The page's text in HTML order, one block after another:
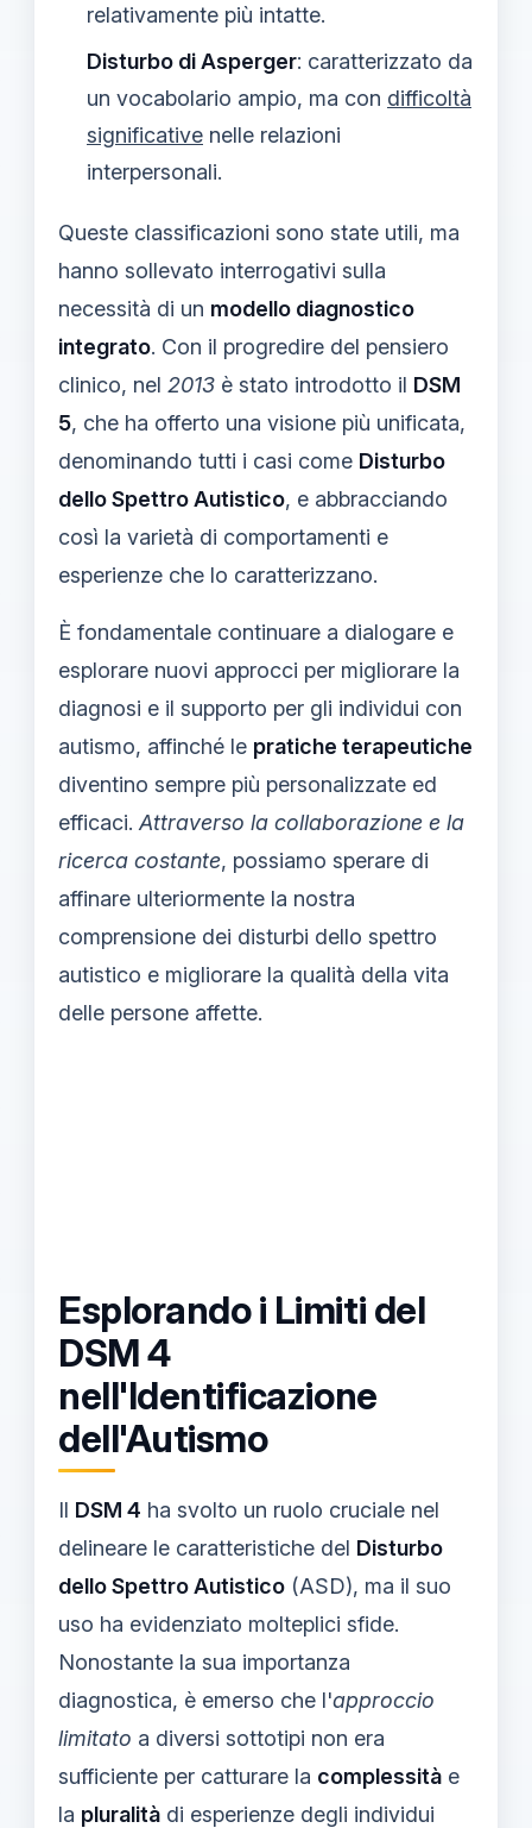
relativamente più intatte.
Disturbo di Asperger: caratterizzato da
un vocabolario ampio, ma con difficoltà
significative nelle relazioni
interpersonali.
Queste classificazioni sono state utili, ma
hanno sollevato interrogativi sulla
necessità di un modello diagnostico
integrato. Con il progredire del pensiero
clinico, nel 2013 è stato introdotto il DSM
5, che ha offerto una visione più unificata,
denominando tutti i casi come Disturbo
dello Spettro Autistico, e abbracciando
così la varietà di comportamenti e
esperienze che lo caratterizzano.
È fondamentale continuare a dialogare e
esplorare nuovi approcci per migliorare la
diagnosi e il supporto per gli individui con
autismo, affinché le pratiche terapeutiche
diventino sempre più personalizzate ed
efficaci. Attraverso la collaborazione e la
ricerca costante, possiamo sperare di
affinare ulteriormente la nostra
comprensione dei disturbi dello spettro
autistico e migliorare la qualità della vita
delle persone affette.
Esplorando i Limiti del
DSM 4
nell'Identificazione
dell'Autismo
Il DSM 4 ha svolto un ruolo cruciale nel
delineare le caratteristiche del Disturbo
dello Spettro Autistico (ASD), ma il suo
uso ha evidenziato molteplici sfide.
Nonostante la sua importanza
diagnostica, è emerso che l'approccio
limitato a diversi sottotipi non era
sufficiente per catturare la complessità e
la pluralità di esperienze degli individui